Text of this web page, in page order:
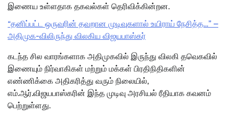
இணைய உள்ளதாக தகவல்கள் தெரிவிக்கின்றன.
“தனிப்பட்ட ஒருவரின் தவறான முடிவுகளால் உயிராய் நேசித்த…” –
அதிமுக-விலிருந்து விலகிய விஜயபாஸ்கர்
கடந்த சில வாரங்களாக அதிமுகவில் இருந்து விலகி தவெகவில்
இணையும் நிர்வாகிகள் மற்றும் மக்கள் பிரதிநிதிகளின்
எண்ணிக்கை அதிகரித்து வரும் நிலையில்,
எம்.ஆர்.விஜயபாஸ்கரின் இந்த முடிவு அரசியல் ரீதியாக கவனம்
பெற்றுள்ளது.